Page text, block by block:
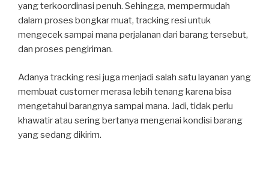
yang terkoordinasi penuh. Sehingga, mempermudah
dalam proses bongkar muat, tracking resi untuk
mengecek sampai mana perjalanan dari barang tersebut,
dan proses pengiriman.
Adanya tracking resi juga menjadi salah satu layanan yang
membuat customer merasa lebih tenang karena bisa
mengetahui barangnya sampai mana. Jadi, tidak perlu
khawatir atau sering bertanya mengenai kondisi barang
yang sedang dikirim.